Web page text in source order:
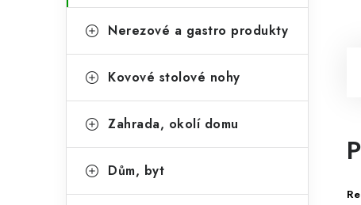
Nerezové a gastro produkty
Kovové stolové nohy
Zahrada, okolí domu
Dům, byt